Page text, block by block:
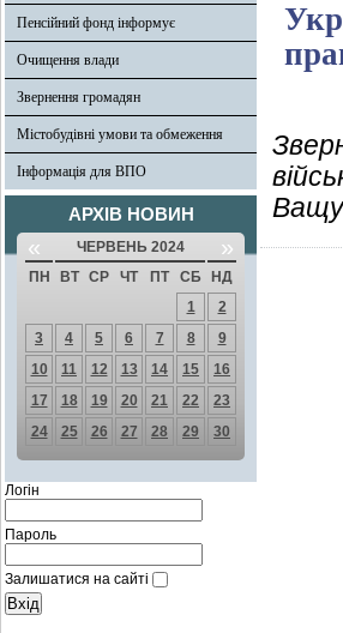
Пенсійний фонд інформує
Очищення влади
Звернення громадян
Містобудівні умови та обмеження
Інформація для ВПО
АРХІВ НОВИН
« ЧЕРВЕНЬ 2024 »
ПН ВТ СР ЧТ ПТ СБ
НД
1
2
3
4 5 6 7 8
9
10
11 12 13 14 15
16
17
18 19 20 21 22
23
24
25 26 27 28 29 30
Логін
Пароль
Залишатися на сайті